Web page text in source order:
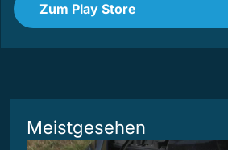
Zum Play Store
Meistgesehen